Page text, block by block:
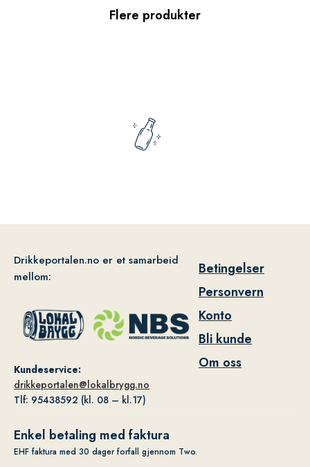
Flere produkter
Drikkeportalen.no er et samarbeid
mellom:
Kundeservice:
drikkeportalen@lokalbrygg.no
Tlf: 95438592 (kl. 08 – kl.17)
Betingelser
Personvern
Konto
Bli kunde
Om oss
Enkel betaling med faktura
EHF faktura med 30 dager forfall gjennom Two.